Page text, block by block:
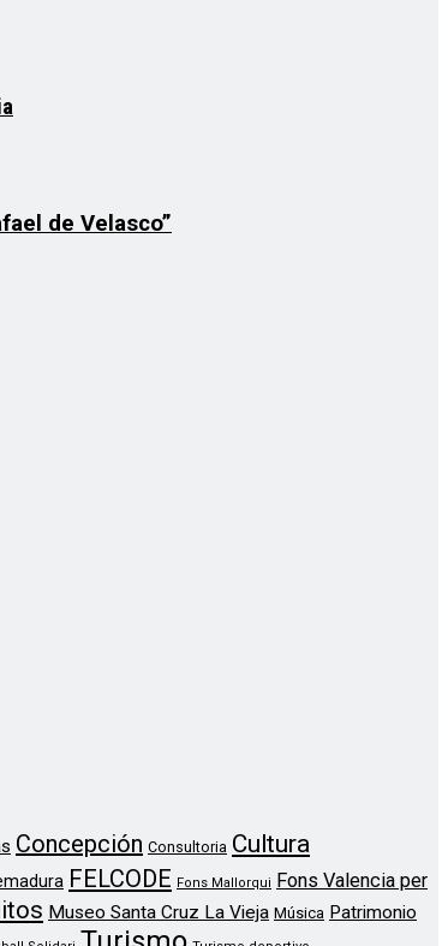
de Velasco”
Concepción Consultoria Cultura
FELCODE Fons Mallorqui
Fons Valencia per
Museo Santa Cruz La Vieja Música Patrimonio